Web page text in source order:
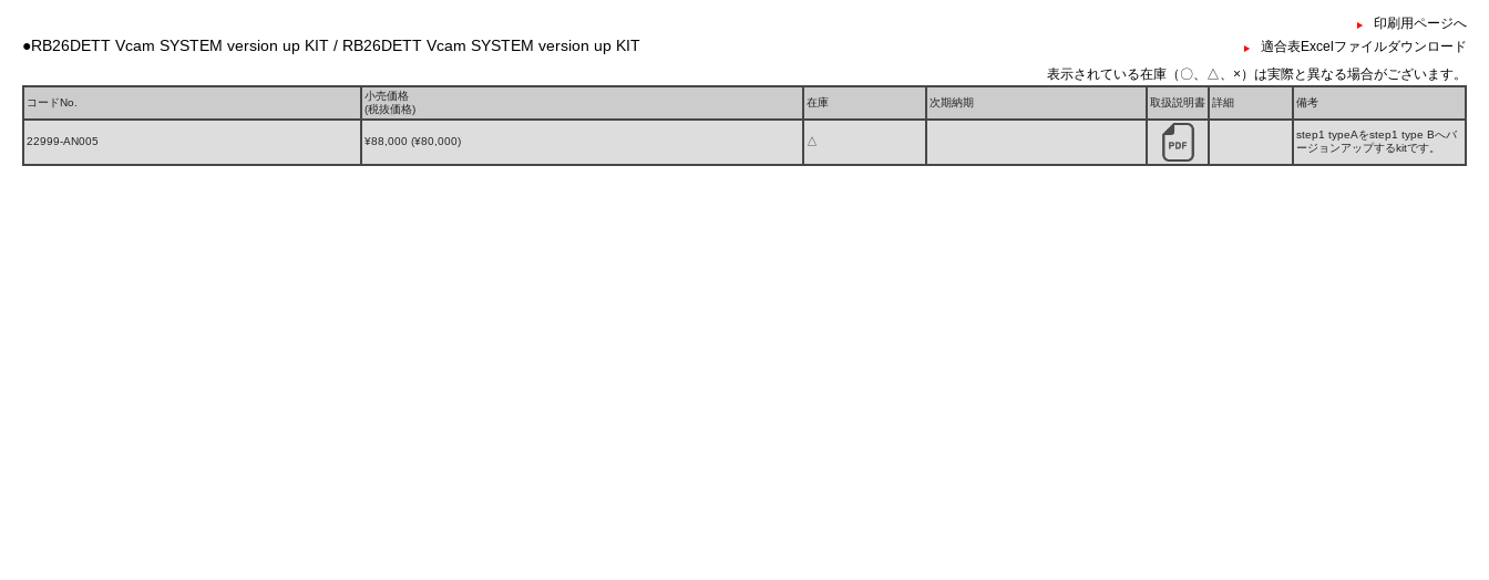
印刷用ページへ
●RB26DETT Vcam SYSTEM version up KIT / RB26DETT Vcam SYSTEM version up KIT
適合表Excelファイルダウンロード
表示されている在庫（〇、△、×）は実際と異なる場合がございます。
コードNo.
小売価格
(税抜価格)
在庫 次期納期 取扱説明書 詳細 備考
22999-AN005 ¥88,000 (¥80,000) △
step1 typeAをstep1 type Bへバ
ージョンアップするkitです。